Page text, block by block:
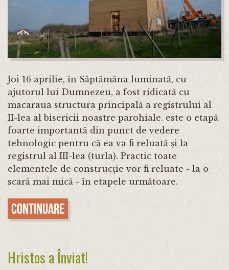
Joi 16 aprilie, în Săptămâna luminată, cu
ajutorul lui Dumnezeu, a fost ridicată cu
macaraua structura principală a registrului al
II-lea al bisericii noastre parohiale. este o etapă
foarte importantă din punct de vedere
tehnologic pentru că ea va fi reluată și la
registrul al III-lea (turla). Practic toate
elementele de construcție vor fi reluate - la o
scară mai mică - în etapele următoare.
Continuare
Hristos a Înviat!